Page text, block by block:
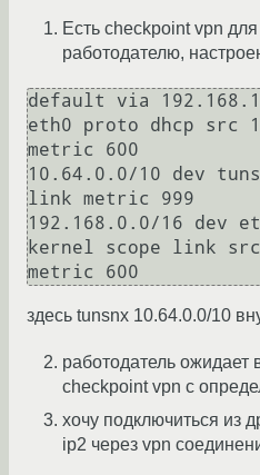
Есть checkpoint vpn
работодателю,
default via
eth0 proto dhcp src
metric 600
10.64.0.0/10 dev
link metric 999
192.168.0.0/16 dev
kernel scope link src
здесь tunsnx 10.64.0.0/10
работодатель ожидает
checkpoint vpn с
хочу подключиться из
ip2 через vpn